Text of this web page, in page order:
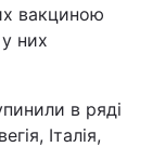
вакциною
них
в ряді
Італія,